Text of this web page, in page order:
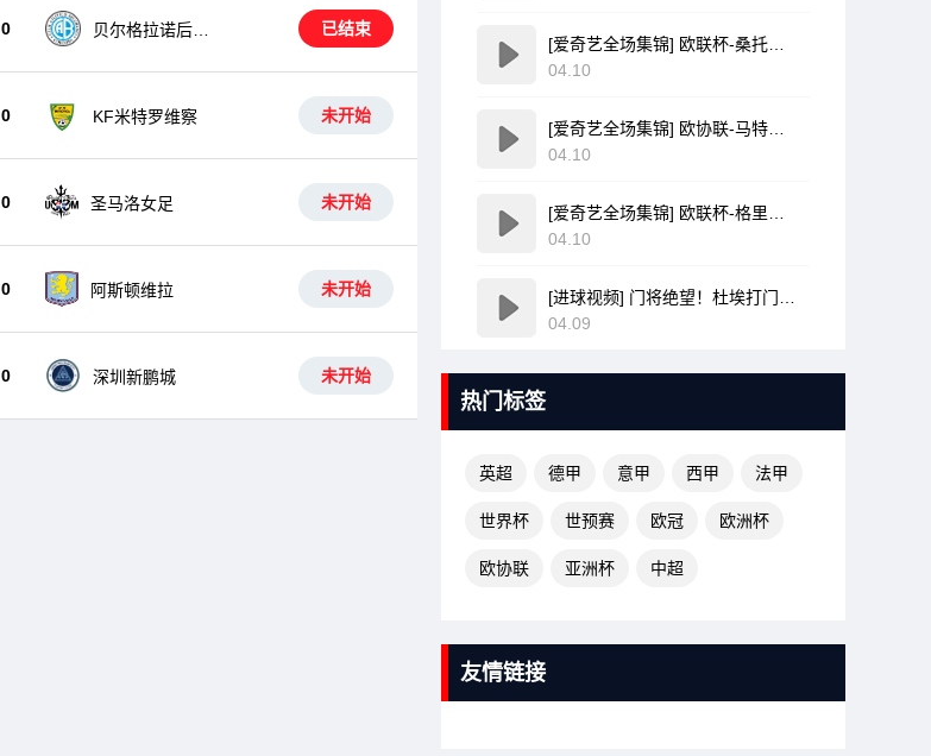
0
贝尔格拉诺后备
已结束
0 KF米特罗维察 未开始
0 圣马洛女足 未开始
0 阿斯顿维拉 未开始
0 深圳新鹏城 未开始
04.10
04.10
04.10
04.09
热门标签
英超 德甲 意甲 西甲 法甲
世界杯 世预赛 欧冠 欧洲杯
欧协联 亚洲杯 中超
友情链接